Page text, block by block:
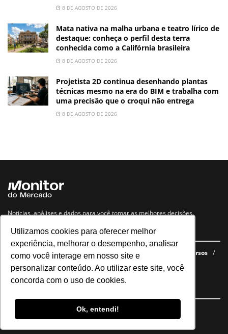
Utilizamos cookies para oferecer melhor
experiência, melhorar o desempenho, analisar
como você interage em nosso site e
personalizar conteúdo. Ao utilizar este site, você
concorda com o uso de cookies.
Ok, entendi!
8 DE AGOSTO DE 2026
Mata nativa na malha urbana e teatro lírico de
destaque: conheça o perfil desta terra
conhecida como a Califórnia brasileira
8 DE AGOSTO DE 2026
Projetista 2D continua desenhando plantas
técnicas mesmo na era do BIM e trabalha com
uma precisão que o croqui não entrega
8 DE AGOSTO DE 2026
Notícias, análises e dados para você tomar as melhores decisões.
Navegue no site
Últimas notícias Quem somos E-books gratuitos
Cursos
Política de privacidade